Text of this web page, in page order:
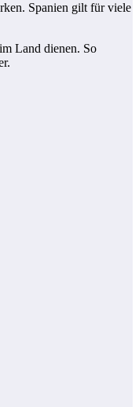
Spanien gilt für viele
Land dienen. So